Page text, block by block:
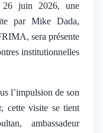
juin 2026, une
par Mike Dada,
sera présente
institutionnelles
l’impulsion de son
cette visite se tient
ambassadeur